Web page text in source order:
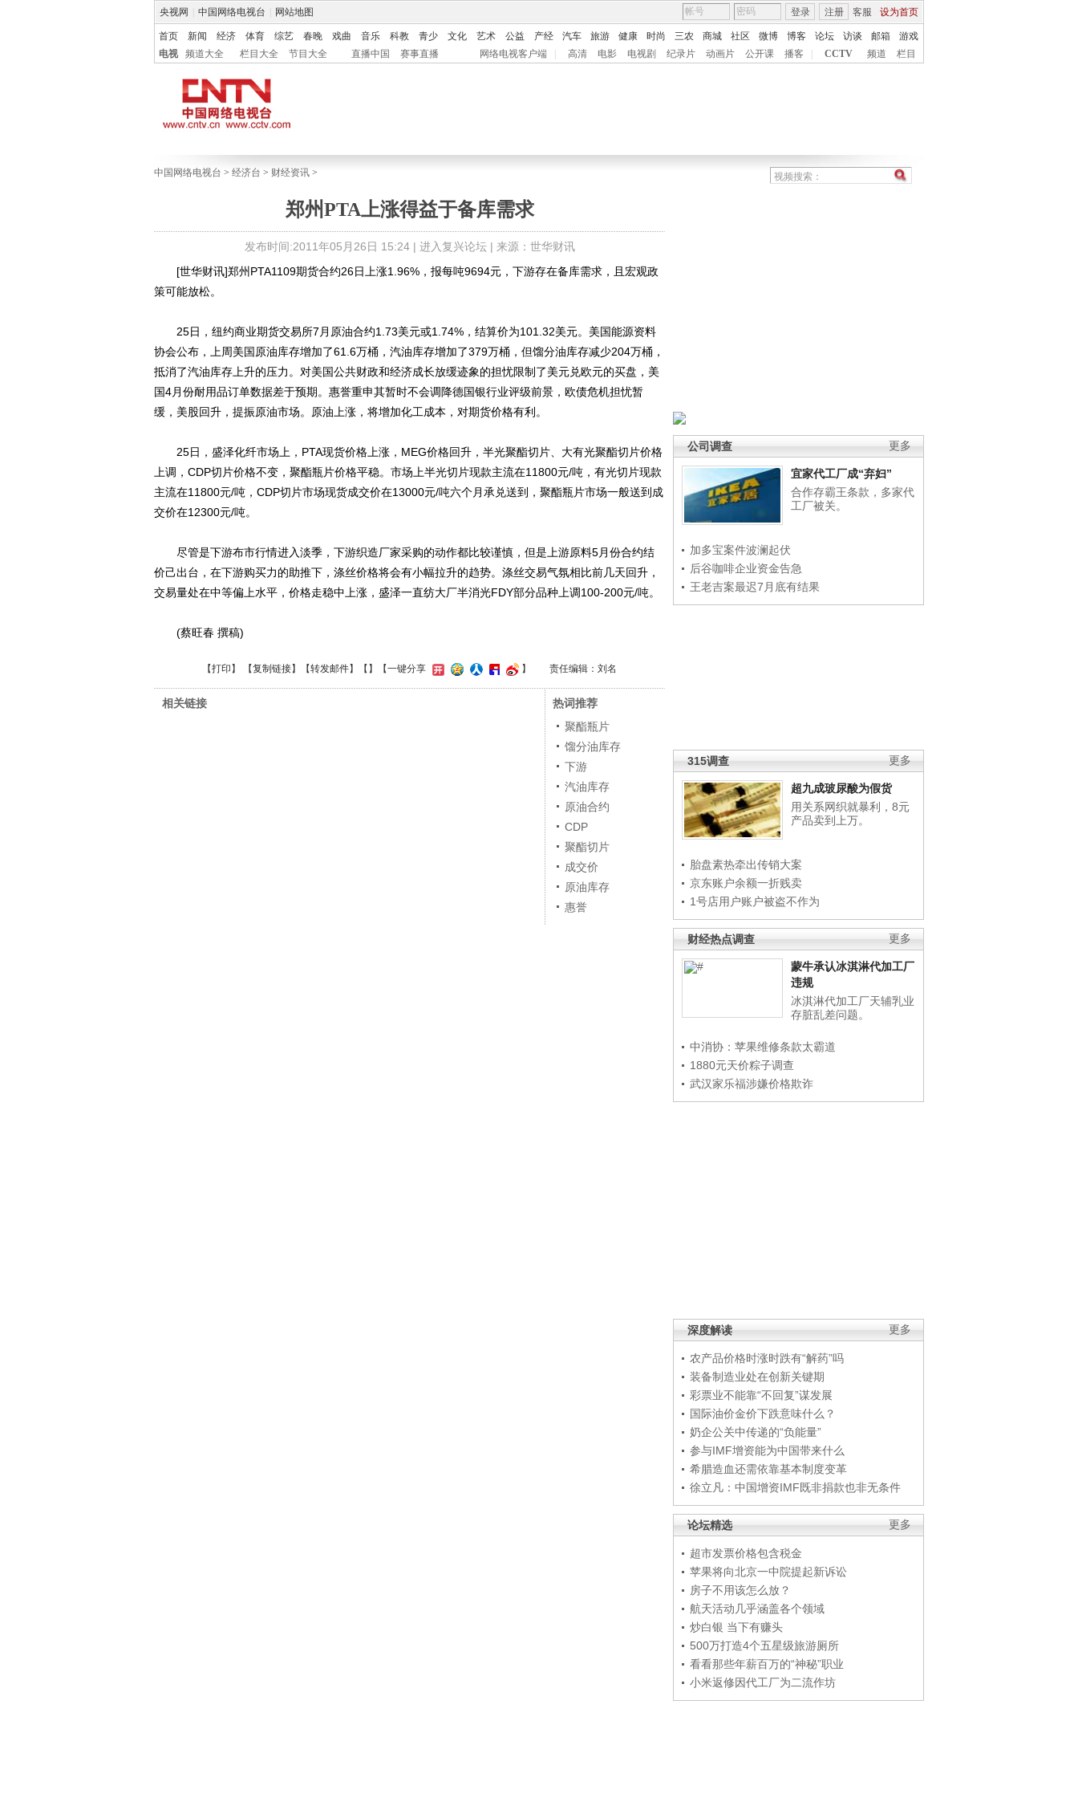
央视网 中国网络电视台 网站地图 客服 设为首页
登录 注册
首页 新闻 经济 体育 综艺 春晚 戏曲 音乐 科教 青少 文化 艺术 公益 产经 汽车 旅游 健康 时尚 三农 商城 社区 微博 博客 论坛 访谈 邮箱
游戏
电视
频道大全 栏目大全 节目大全 直播中国 赛事直播 网络电视客户端 高清 电影 电视剧 纪录片 动画片 公开课 播客 CCTV 频道 栏目
中国网络电视台 > 经济台 > 财经资讯 >
郑州PTA上涨得益于备库需求
发布时间:2011年05月26日 15:24 | 进入复兴论坛| 来源：世华财讯
更多
公司调查
宜家代工厂成“弃妇”
合作存霸王条款，多家代
工厂被关。
加多宝案件波澜起伏
后谷咖啡企业资金告急
王老吉案最迟7月底有结果
更多
315调查
超九成玻尿酸为假货
用关系网织就暴利，8元
产品卖到上万。
胎盘素热牵出传销大案
京东账户余额一折贱卖
1号店用户账户被盗不作为
更多
财经热点调查
蒙牛承认冰淇淋代加工厂
违规
冰淇淋代加工厂天辅乳业
存脏乱差问题。
中消协：苹果维修条款太霸道
1880元天价粽子调查
武汉家乐福涉嫌价格欺诈
更多
深度解读
农产品价格时涨时跌有“解药”吗
装备制造业处在创新关键期
彩票业不能靠“不回复”谋发展
国际油价金价下跌意味什么？
奶企公关中传递的“负能量”
参与IMF增资能为中国带来什么
希腊造血还需依靠基本制度变革
徐立凡：中国增资IMF既非捐款也非无条件
更多
论坛精选
超市发票价格包含税金
苹果将向北京一中院提起新诉讼
房子不用该怎么放？
航天活动几乎涵盖各个领域
炒白银 当下有赚头
500万打造4个五星级旅游厕所
看看那些年薪百万的“神秘”职业
小米返修因代工厂为二流作坊
[世华财讯]郑州PTA1109期货合约26日上涨1.96%，报每吨9694元，下游存在备库需求，且宏观政
策可能放松。
25日，纽约商业期货交易所7月原油合约1.73美元或1.74%，结算价为101.32美元。美国能源资料
协会公布，上周美国原油库存增加了61.6万桶，汽油库存增加了379万桶，但馏分油库存减少204万桶，
抵消了汽油库存上升的压力。对美国公共财政和经济成长放缓迹象的担忧限制了美元兑欧元的买盘，美
国4月份耐用品订单数据差于预期。惠誉重申其暂时不会调降德国银行业评级前景，欧债危机担忧暂
缓，美股回升，提振原油市场。原油上涨，将增加化工成本，对期货价格有利。
25日，盛泽化纤市场上，PTA现货价格上涨，MEG价格回升，半光聚酯切片、大有光聚酯切片价格
上调，CDP切片价格不变，聚酯瓶片价格平稳。市场上半光切片现款主流在11800元/吨，有光切片现款
主流在11800元/吨，CDP切片市场现货成交价在13000元/吨六个月承兑送到，聚酯瓶片市场一般送到成
交价在12300元/吨。
尽管是下游布市行情进入淡季，下游织造厂家采购的动作都比较谨慎，但是上游原料5月份合约结
价己出台，在下游购买力的助推下，涤丝价格将会有小幅拉升的趋势。涤丝交易气氛相比前几天回升，
交易量处在中等偏上水平，价格走稳中上涨，盛泽一直纺大厂半消光FDY部分品种上调100-200元/吨。
(蔡旺春 撰稿)
【打印 】 【复制链接】【转发邮件】【 】 【一键分享 】 责任编辑：刘名
相关链接
热词推荐
聚酯瓶片
馏分油库存
下游
汽油库存
原油合约
CDP
聚酯切片
成交价
原油库存
惠誉